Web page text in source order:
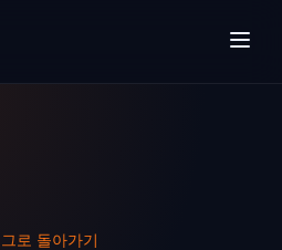
로 돌아가기